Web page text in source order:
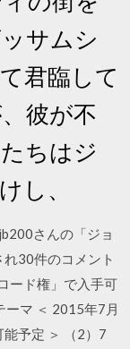
サムシ
君臨して
彼が不
ちはジ
し、
さんの「ジョ
30件のコメント
ード権」で入手可
マ ＜ 2015年7月
予定 ＞ （2）7